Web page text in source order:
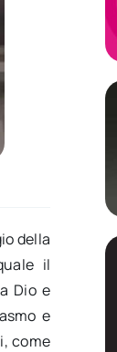
della
il
Dio e
e
come